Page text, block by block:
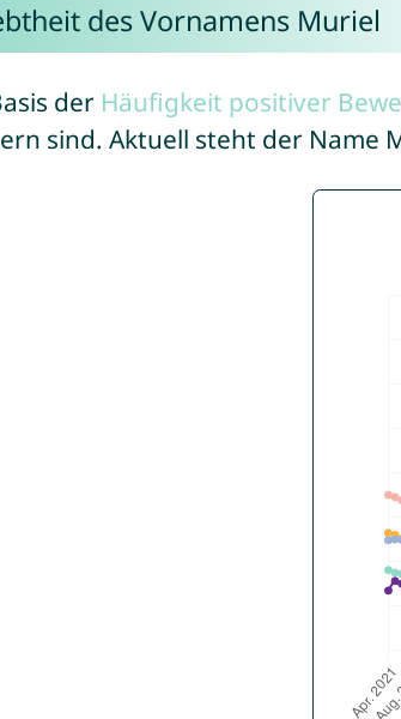
des Vornamens Muriel
der Häufigkeit positiver
sind. Aktuell steht der Name